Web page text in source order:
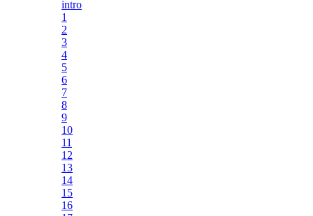
intro
1
2
3
4
5
6
7
8
9
10
11
12
13
14
15
16